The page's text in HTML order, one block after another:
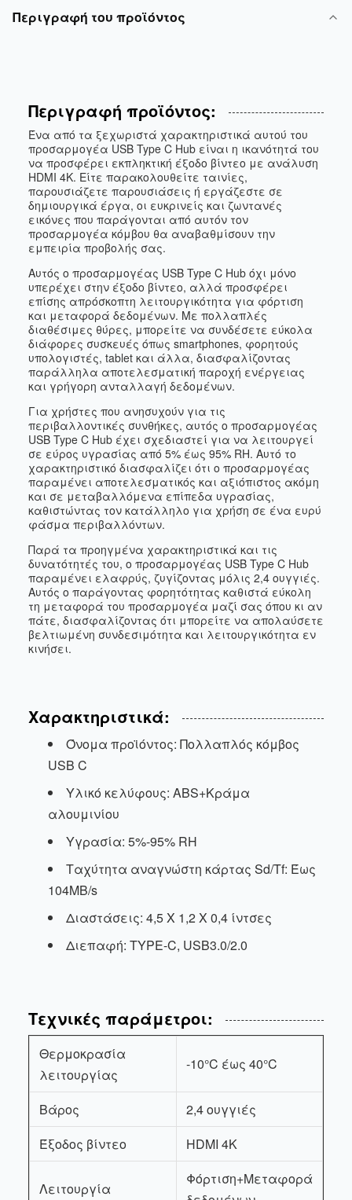
Περιγραφή του προϊόντος
Περιγραφή προϊόντος:
Ένα από τα ξεχωριστά χαρακτηριστικά αυτού του
προσαρμογέα USB Type C Hub είναι η ικανότητά του
να προσφέρει εκπληκτική έξοδο βίντεο με ανάλυση
HDMI 4K. Είτε παρακολουθείτε ταινίες,
παρουσιάζετε παρουσιάσεις ή εργάζεστε σε
δημιουργικά έργα, οι ευκρινείς και ζωντανές
εικόνες που παράγονται από αυτόν τον
προσαρμογέα κόμβου θα αναβαθμίσουν την
εμπειρία προβολής σας.
Αυτός ο προσαρμογέας USB Type C Hub όχι μόνο
υπερέχει στην έξοδο βίντεο, αλλά προσφέρει
επίσης απρόσκοπτη λειτουργικότητα για φόρτιση
και μεταφορά δεδομένων. Με πολλαπλές
διαθέσιμες θύρες, μπορείτε να συνδέσετε εύκολα
διάφορες συσκευές όπως smartphones, φορητούς
υπολογιστές, tablet και άλλα, διασφαλίζοντας
παράλληλα αποτελεσματική παροχή ενέργειας
και γρήγορη ανταλλαγή δεδομένων.
Για χρήστες που ανησυχούν για τις
περιβαλλοντικές συνθήκες, αυτός ο προσαρμογέας
USB Type C Hub έχει σχεδιαστεί για να λειτουργεί
σε εύρος υγρασίας από 5% έως 95% RH. Αυτό το
χαρακτηριστικό διασφαλίζει ότι ο προσαρμογέας
παραμένει αποτελεσματικός και αξιόπιστος ακόμη
και σε μεταβαλλόμενα επίπεδα υγρασίας,
καθιστώντας τον κατάλληλο για χρήση σε ένα ευρύ
φάσμα περιβαλλόντων.
Παρά τα προηγμένα χαρακτηριστικά και τις
δυνατότητές του, ο προσαρμογέας USB Type C Hub
παραμένει ελαφρύς, ζυγίζοντας μόλις 2,4 ουγγιές.
Αυτός ο παράγοντας φορητότητας καθιστά εύκολη
τη μεταφορά του προσαρμογέα μαζί σας όπου κι αν
πάτε, διασφαλίζοντας ότι μπορείτε να απολαύσετε
βελτιωμένη συνδεσιμότητα και λειτουργικότητα εν
κινήσει.
Χαρακτηριστικά:
Όνομα προϊόντος: Πολλαπλός κόμβος
USB C
Υλικό κελύφους: ABS+Κράμα
αλουμινίου
Υγρασία: 5%-95% RH
Ταχύτητα αναγνώστη κάρτας Sd/Tf: Έως
104MB/s
Διαστάσεις: 4,5 X 1,2 X 0,4 ίντσες
Διεπαφή: TYPE-C, USB3.0/2.0
Τεχνικές παράμετροι:
Θερμοκρασία
λειτουργίας
-10°C έως 40°C
Βάρος
2,4 ουγγιές
Έξοδος βίντεο
HDMI 4K
Λειτουργία
Φόρτιση+Μεταφορά